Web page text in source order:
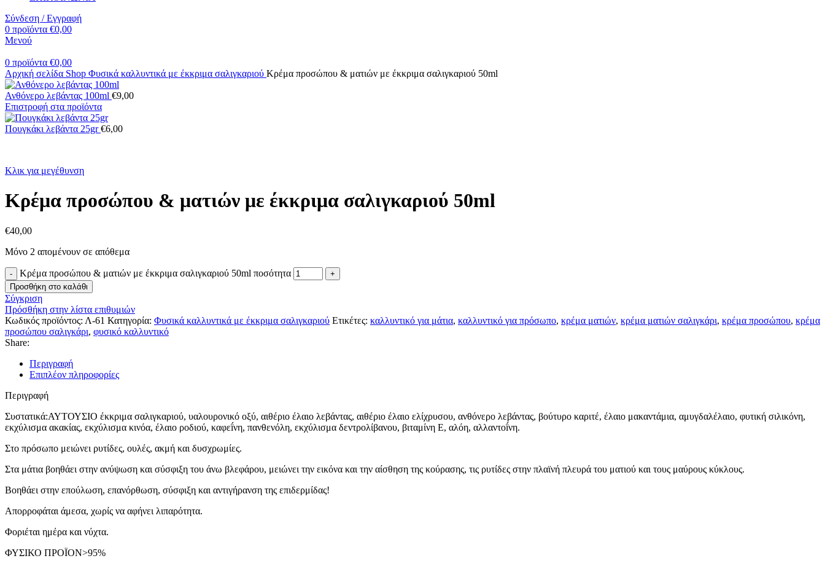
Σύνδεση / Εγγραφή
0 προϊόντα €0,00
Μενού
0 προϊόντα €0,00
Αρχική σελίδα Shop Φυσικά καλλυντικά με έκκριμα σαλιγκαριού Κρέμα προσώπου & ματιών με έκκριμα σαλιγκαριού 50ml
Ανθόνερο λεβάντας 100ml €9,00
Επιστροφή στα προϊόντα
Πουγκάκι λεβάντα 25gr€6,00
Κλικ για μεγέθυνση
Κρέμα προσώπου & ματιών με έκκριμα σαλιγκαριού 50ml
€40,00
Μόνο 2 απομένουν σε απόθεμα
Κρέμα προσώπου & ματιών με έκκριμα σαλιγκαριού 50ml ποσότητα
Προσθήκη στο καλάθι
Σύγκριση
Πρόσθήκη στην λίστα επιθυμιών
Κωδικός προϊόντος: Λ-61 Κατηγορία: Φυσικά καλλυντικά με έκκριμα σαλιγκαριού Ετικέτες: καλλυντικό για μάτια, καλλυντικό για πρόσωπο, κρέμα ματιών, κρέμα ματιών σαλιγκάρι, κρέμα προσώπου, κρέμα
προσώπου σαλιγκάρι, φυσικό καλλυντικό
Share:
Περιγραφή
Επιπλέον πληροφορίες
Περιγραφή
Συστατικά:ΑΥΤΟΥΣΙΟ έκκριμα σαλιγκαριού, υαλουρονικό οξύ, αιθέριο έλαιο λεβάντας, αιθέριο έλαιο ελίχρυσου, ανθόνερο λεβάντας, βούτυρο καριτέ, έλαιο μακαντάμια, αμυγδαλέλαιο, φυτική σιλικόνη,
εκχύλισμα ακακίας, εκχύλισμα κινόα, έλαιο ροδιού, καφεḯνη, πανθενόλη, εκχύλισμα δεντρολίβανου, βιταμίνη Ε, αλόη, αλλαντοḯνη.
Στο πρόσωπο μειώνει ρυτίδες, ουλές, ακμή και δυσχρωμίες.
Στα μάτια βοηθάει στην ανύψωση και σύσφιξη του άνω βλεφάρου, μειώνει την εικόνα και την αίσθηση της κούρασης, τις ρυτίδες στην πλαϊνή πλευρά του ματιού και τους μαύρους κύκλους.
Βοηθάει στην επούλωση, επανόρθωση, σύσφιξη και αντιγήρανση της επιδερμίδας!
Απορροφάται άμεσα, χωρίς να αφήνει λιπαρότητα.
Φοριέται ημέρα και νύχτα.
ΦΥΣΙΚΟ ΠΡΟΪΟΝ>95%